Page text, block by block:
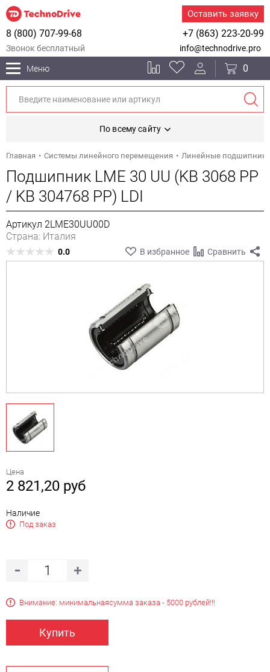
Оставить заявку
+7 (863) 223-20-99
8 (800) 707-99-68
Звонок бесплатный info@technodrive.pro
Меню 0
По всему сайту
Главная Системы линейного перемещения Линейные
Подшипник LME 30 UU (KB 3068 PP
/ KB 304768 PP) LDI
Артикул 2LME30UU00D
Страна: Италия
0.0 В избранное Сравнить
Цена
2 821,20 руб
Наличие
Под заказ
Внимание: минимальнаясумма заказа - 5000 рублей!!!
Купить